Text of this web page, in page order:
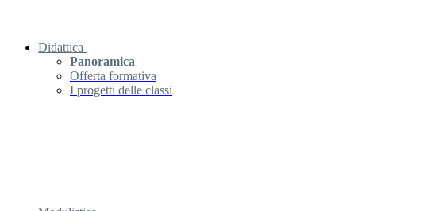
Didattica
Panoramica
Offerta formativa
I progetti delle classi